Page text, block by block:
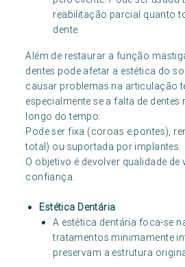
reabilitação parcial quanto
dente.
Além de restaurar a função
dentes pode afetar a estética do
causar problemas na articulação
especialmente se a falta de
longo do tempo.
Pode ser fixa (coroas e pontes),
total) ou suportada por implantes.
O objetivo é devolver qualidade
confiança.
Estética Dentária
A estética dentária foca-se
tratamentos minimamente
preservam a estrutura